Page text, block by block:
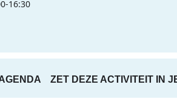
-16:30
ZET DEZE ACTIVITEIT IN